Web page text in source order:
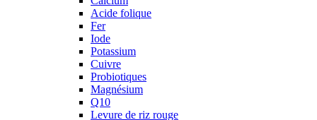
Acide folique
Fer
Iode
Potassium
Cuivre
Probiotiques
Magnésium
Q10
Levure de riz rouge